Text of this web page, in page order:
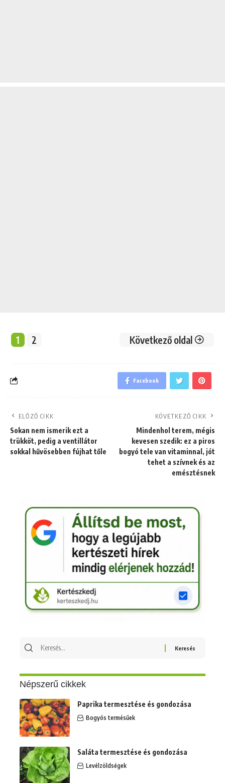
1 2 Következő oldal
Facebook
ELŐZŐ CIKK
Sokan nem ismerik ezt a
trükköt, pedig a ventillátor
sokkal hűvösebben fújhat tőle
KÖVETKEZŐ CIKK
Mindenhol terem, mégis
kevesen szedik: ez a piros
bogyó tele van vitaminnal, jót
tehet a szívnek és az
emésztésnek
Keresés
Népszerű cikkek
Paprika termesztése és gondozása
Bogyós termésűek
Saláta termesztése és gondozása
Levélzöldségek